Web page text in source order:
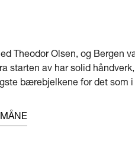
Theodor Olsen, og Bergen
starten av har solid
bærebjelkene for det som i